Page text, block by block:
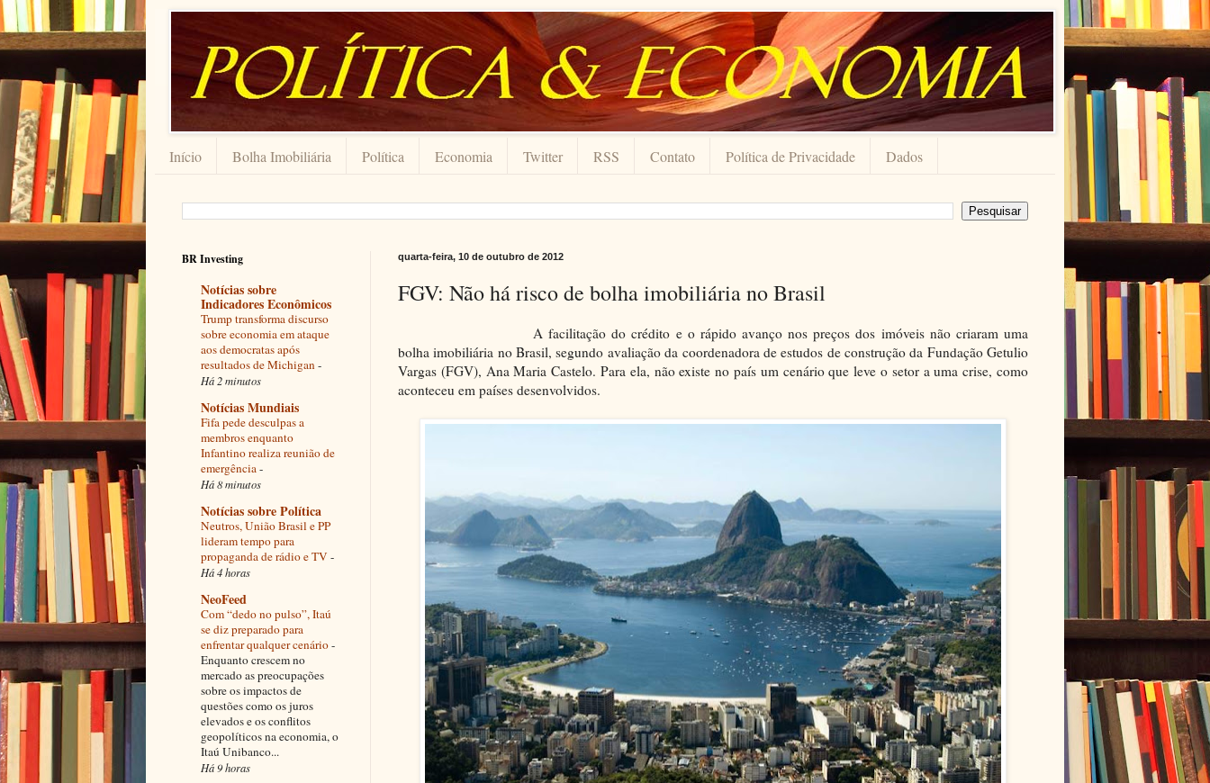
Início Bolha Imobiliária Política Economia Twitter RSS Contato Política de Privacidade Dados
quarta-feira, 10 de outubro de 2012
FGV: Não há risco de bolha imobiliária no Brasil
A facilitação do crédito e o rápido avanço nos preços dos imóveis não criaram uma
bolha imobiliária no Brasil, segundo avaliação da coordenadora de estudos de construção da Fundação Getulio
Vargas (FGV), Ana Maria Castelo. Para ela, não existe no país um cenário que leve o setor a uma crise, como
aconteceu em países desenvolvidos.
BR Investing
Notícias sobre
Indicadores Econômicos
Trump transforma discurso
sobre economia em ataque
aos democratas após
resultados de Michigan-
Há 2 minutos
Notícias Mundiais
Fifa pede desculpas a
membros enquanto
Infantino realiza reunião de
emergência-
Há 8 minutos
Notícias sobre Política
Neutros, União Brasil e PP
lideram tempo para
propaganda de rádio e TV -
Há 4 horas
NeoFeed
Com “dedo no pulso”, Itaú
se diz preparado para
enfrentar qualquer cenário-
Enquanto crescem no
mercado as preocupações
sobre os impactos de
questões como os juros
elevados e os conflitos
geopolíticos na economia, o
Itaú Unibanco...
Há 9 horas